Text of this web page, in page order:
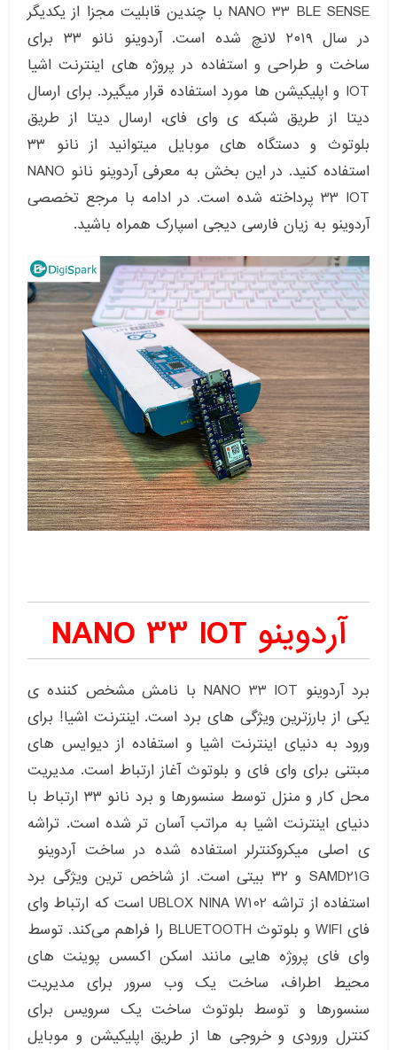
NANO 33 BLE SENSE با چندین قابلیت مجزا از یکدیگر
در سال ۲۰۱۹ لانچ شده است. آردوینو نانو ۳۳ برای
ساخت و طراحی و استفاده در پروژه های اینترنت اشیا
IOT و اپلیکیشن ها مورد استفاده قرار میگیرد. برای ارسال
دیتا از طریق شبکه ی وای فای، ارسال دیتا از طریق
بلوتوث و دستگاه های موبایل میتوانید از نانو ۳۳
استفاده کنید. در این بخش به معرفی آردوینو نانو NANO
33 IOT پرداخته شده است. در ادامه با مرجع تخصصی
آردوینو به زیان فارسی دیجی اسپارک همراه باشید.
آردوینو NANO 33 IOT
برد آردوینو NANO 33 IOT با نامش مشخص کننده ی
یکی از بارزترین ویژگی های برد است. اینترنت اشیا! برای
ورود به دنیای اینترنت اشیا و استفاده از دیوایس های
مبتنی برای وای فای و بلوتوث آغاز ارتباط است. مدیریت
محل کار و منزل توسط سنسورها و برد نانو ۳۳ ارتباط با
دنیای اینترنت اشیا به مراتب آسان تر شده است. تراشه
ی اصلی میکروکنترلر استفاده شده در ساخت آردوینو
SAMD21G و ۳۲ بیتی است. از شاخص ترین ویژگی برد
استفاده از تراشه UBLOX NINA W102 است که ارتباط وای
فای WIFI و بلوتوث BLUETOOTH را فراهم می‌کند. توسط
وای فای پروژه هایی مانند اسکن اکسس پوینت های
محیط اطراف، ساخت یک وب سرور برای مدیریت
سنسورها و توسط بلوتوث ساخت یک سرویس برای
کنترل ورودی و خروجی ها از طریق اپلیکیشن و موبایل